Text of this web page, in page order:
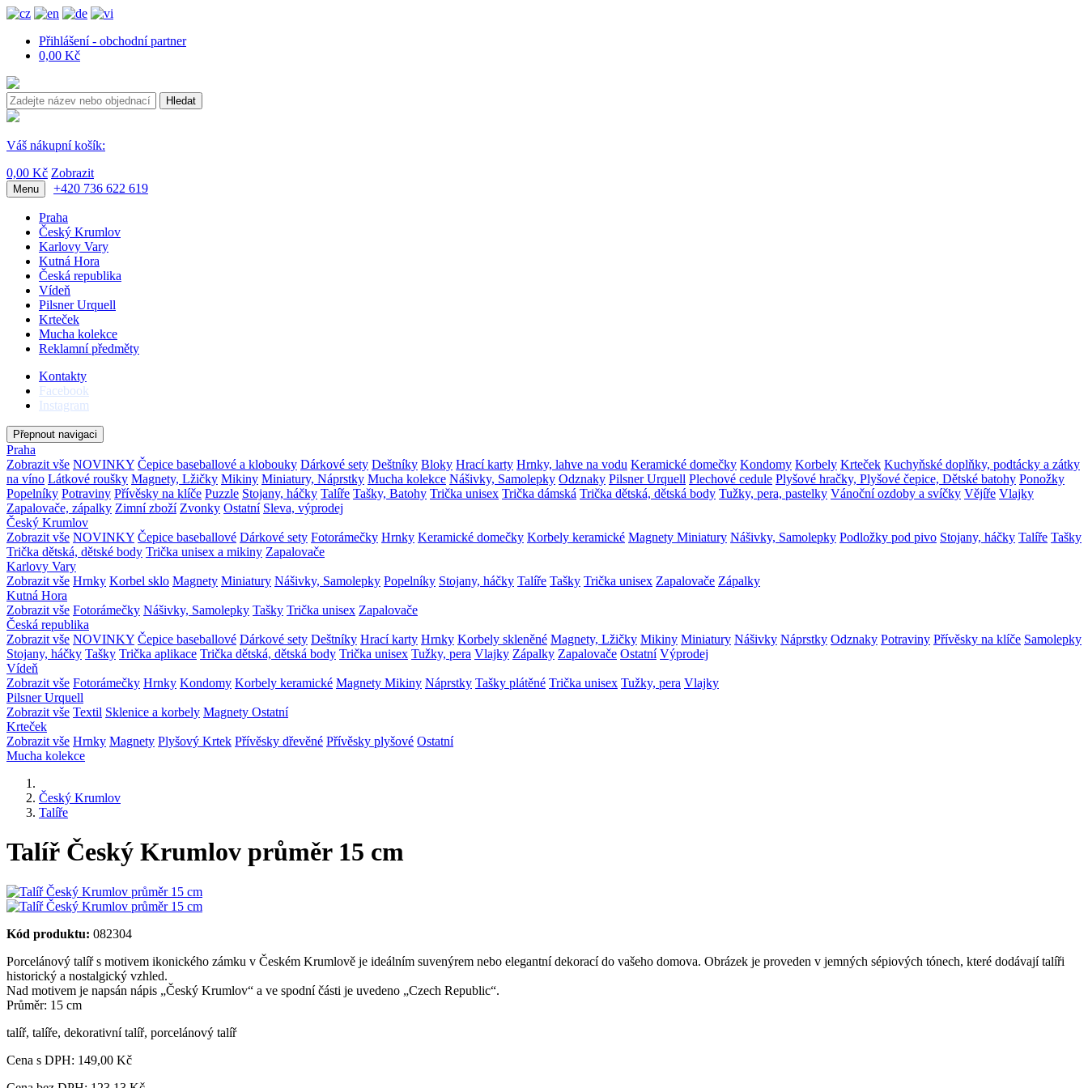
Přihlášení - obchodní partner
0,00 Kč
Hledat
Váš nákupní košík:
0,00 Kč Zobrazit
Menu +420 736 622 619
Praha
Český Krumlov
Karlovy Vary
Kutná Hora
Česká republika
Vídeň
Pilsner Urquell
Krteček
Mucha kolekce
Reklamní předměty
Kontakty
Facebook
Instagram
Přepnout navigaci
Praha
Zobrazit vše NOVINKY Čepice baseballové a klobouky Dárkové sety Deštníky Bloky Hrací karty Hrnky, lahve na vodu Keramické domečky Kondomy Korbely Krteček Kuchyňské doplňky, podtácky a zátky
na víno Látkové roušky Magnety, Lžičky Mikiny Miniatury, Náprstky Mucha kolekce Nášivky, Samolepky Odznaky Pilsner Urquell Plechové cedule Plyšové hračky, Plyšové čepice, Dětské batohy Ponožky
Popelníky Potraviny Přívěsky na klíče Puzzle Stojany, háčky Talíře Tašky, Batohy Trička unisex Trička dámská Trička dětská, dětská body Tužky, pera, pastelky Vánoční ozdoby a svíčky Vějíře Vlajky
Zapalovače, zápalky Zimní zboží Zvonky Ostatní Sleva, výprodej
Český Krumlov
Zobrazit vše NOVINKY Čepice baseballové Dárkové sety Fotorámečky Hrnky Keramické domečky Korbely keramické Magnety Miniatury Nášivky, Samolepky Podložky pod pivo Stojany, háčky Talíře Tašky
Trička dětská, dětské body Trička unisex a mikiny Zapalovače
Karlovy Vary
Zobrazit vše Hrnky Korbel sklo Magnety Miniatury Nášivky, Samolepky Popelníky Stojany, háčky Talíře Tašky Trička unisex Zapalovače Zápalky
Kutná Hora
Zobrazit vše Fotorámečky Nášivky, Samolepky Tašky Trička unisex Zapalovače
Česká republika
Zobrazit vše NOVINKY Čepice baseballové Dárkové sety Deštníky Hrací karty Hrnky Korbely skleněné Magnety, Lžičky Mikiny Miniatury Nášivky Náprstky Odznaky Potraviny Přívěsky na klíče Samolepky
Stojany, háčky Tašky Trička aplikace Trička dětská, dětská body Trička unisex Tužky, pera Vlajky Zápalky Zapalovače Ostatní Výprodej
Vídeň
Zobrazit vše Fotorámečky Hrnky Kondomy Korbely keramické Magnety Mikiny Náprstky Tašky plátěné Trička unisex Tužky, pera Vlajky
Pilsner Urquell
Zobrazit vše Textil Sklenice a korbely Magnety Ostatní
Krteček
Zobrazit vše Hrnky Magnety Plyšový Krtek Přívěsky dřevěné Přívěsky plyšové Ostatní
Mucha kolekce
Český Krumlov
Talíře
Talíř Český Krumlov průměr 15 cm
Kód produktu: 082304
Porcelánový talíř s motivem ikonického zámku v Českém Krumlově je ideálním suvenýrem nebo elegantní dekorací do vašeho domova. Obrázek je proveden v jemných sépiových tónech, které dodávají talíři
historický a nostalgický vzhled.
Nad motivem je napsán nápis „Český Krumlov“ a ve spodní části je uvedeno „Czech Republic“.
Průměr: 15 cm
talíř, talíře, dekorativní talíř, porcelánový talíř
Cena s DPH: 149,00 Kč